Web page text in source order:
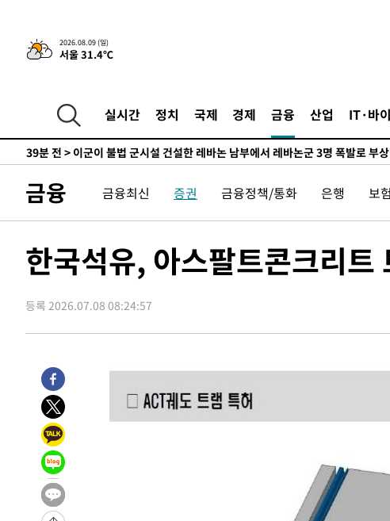
2026.08.09 (일)
서울 31.4℃
실시간 정치 국제 경제 금융 산업 IT·바
-21749초 전 >'2경기 연속 침묵' 손흥민, 톨루카전 68분만 뛰고 슈팅 0개
-20501초 전 >이강인, 오늘 서울서 AT마드리드 입단식…'전례 없는 특급대우'
-6854초 전 >
콜롬비아 신임 우파 대통령 취임 하루만에 차량폭탄 폭발 사건
-448초 전 >
39분 전 > 이군이 불법 군시설 건설한 레바논 남부에서 레바논군 3명 폭발로 부상
1시간 전 >
美 국방부, 켄달 전 공군장관 보안허가 취소…“에어포스원 기밀정보,
1시간 전 >‘축구의 신’ 아르헨티나 축구 선수 메시의 부친 지병 별세
-27205초 전 >[속보]장은수, KLPGA 제주삼다수 역전 우승…데뷔 10년 차에 첫
-22497초 전 >손흥민, 68분 뛰고 2경기 침묵…LAFC, 톨루카에 1-0 승리(종합)
-21769초 전 >'2경기 연속 침묵' 손흥민, 톨루카전 68분만 뛰고 슈팅 0개
-7403초 전 >
'여긴 20도, 저긴 50도'…열화상 카메라로 본 폭염 저감시설 '온도
-6874초 전 >
콜롬비아 신임 우파 대통령 취임 하루만에 차량폭탄 폭발 사건
-468초 전 >
튀르키예 외무장관, "메카 3국 방위협정은 이란이 목표 아냐 " 밝혀
38분 전 >
1시간 전 >
[속보]美중부 사령관, 이스라엘 긴급방문 다중화된 전선 상황 논의
1시간 전 >
美 국방부, 켄달 전 공군장관 보안허가 취소…“에어포스원 기밀정보,
론 누출”
1시간 전 >
‘축구의 신’ 아르헨티나 축구 선수 메시의 부친 지병 별세
금융 금융최신 증권 금융정책/통화 은행 보
한국석유, 아스팔트콘크리트
등록 2026.07.08 08:24:57